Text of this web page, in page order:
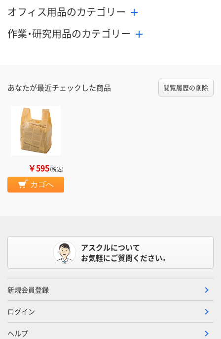
オフィス用品のカテゴリー
作業・研究用品のカテゴリー
あなたが最近チェックした商品 閲覧履歴の削除
￥595（税込）
カゴへ
アスクルについて
お気軽にご質問ください。
新規会員登録
ログイン
ヘルプ